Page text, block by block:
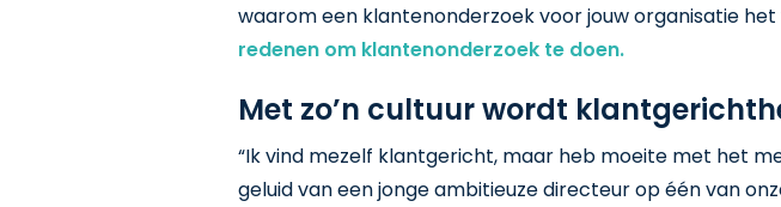
waarom een klantenonderzoek voor jouw organisatie
redenen om klantenonderzoek te doen.
Met zo’n cultuur wordt
“Ik vind mezelf klantgericht, maar heb moeite met het
geluid van een jonge ambitieuze directeur op één van